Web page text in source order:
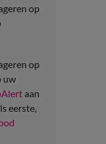
op
op
uw
aan
eerste,